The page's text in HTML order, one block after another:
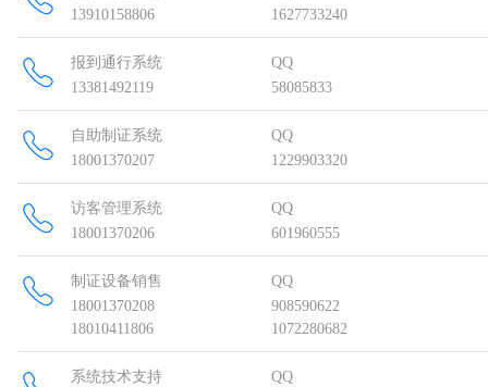
13910158806
1627733240
报到通行系统
13381492119
QQ
58085833
自助制证系统
18001370207
QQ
1229903320
访客管理系统
18001370206
QQ
601960555
制证设备销售
18001370208
18010411806
QQ
908590622
1072280682
系统技术支持 QQ